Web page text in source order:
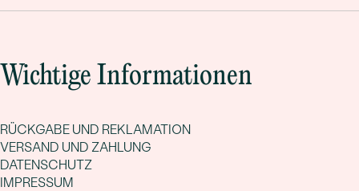
Wichtige Informationen
RÜCKGABE UND REKLAMATION
VERSAND UND ZAHLUNG
DATENSCHUTZ
IMPRESSUM